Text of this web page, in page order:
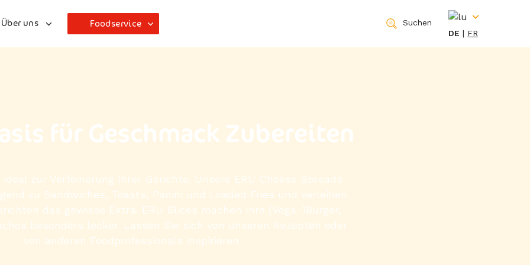
Über uns Foodservice
Suchen
DE
FR
für Geschmack Zubereiten
ideal zur Verfeinerung Ihrer Gerichte. Unsere ERU Cheese Spreads
zu Sandwiches, Toasts, Panini und Loaded Fries und verleihen
das gewisse Extra. ERU Slices machen Ihre (Vega-)Burger,
besonders lecker. Lassen Sie sich von unseren Rezepten oder
von anderen Foodprofessionals inspirieren.